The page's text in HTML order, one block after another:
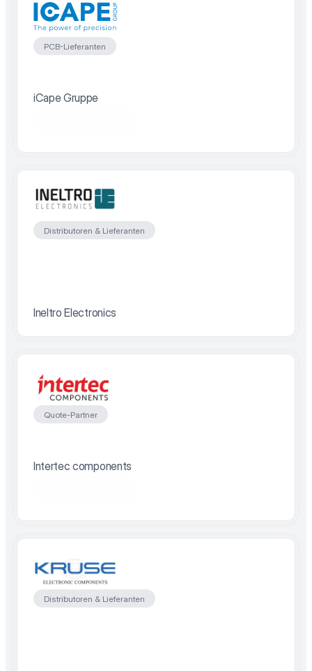
PCB-Lieferanten
iCape Gruppe
Distributoren & Lieferanten
Ineltro Electronics
Quote-Partner
Intertec components
Distributoren & Lieferanten